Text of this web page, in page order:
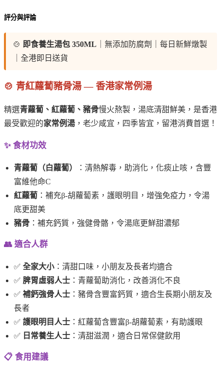
評分與評論
🍲 即食養生湯包 350ML ｜無添加防腐劑｜每日新鮮燉製
｜全港即日送貨
🍲 青紅蘿蔔豬骨湯 — 香港家常例湯
精選青蘿蔔、紅蘿蔔、豬骨慢火熬製，湯底清甜鮮美，是香港
最受歡迎的家常例湯 ，老少咸宜，四季皆宜，留港消費首選！
✨ 食材功效
青蘿蔔（白蘿蔔）
：清熱解毒，助消化，化痰止咳，含豐
富維他命C
紅蘿蔔 ：補充β-胡蘿蔔素，護眼明目，增強免疫力，令湯
底更甜美
豬骨 ：補充鈣質，強健骨骼，令湯底更鮮甜濃郁
👥 適合人群
✅ 全家大小：清甜口味，小朋友及長者均適合
✅ 脾胃虛弱人士 ：青蘿蔔助消化，改善消化不良
✅ 補鈣強骨人士 ：豬骨含豐富鈣質，適合生長期小朋友及
長者
✅ 護眼明目人士 ：紅蘿蔔含豐富β-胡蘿蔔素，有助護眼
✅ 日常養生人士 ：清甜滋潤，適合日常保健飲用
📋 食用建議